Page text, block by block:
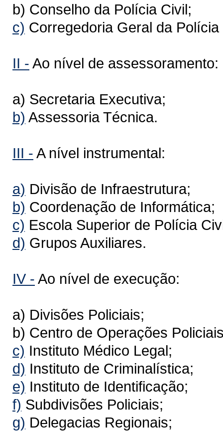
b) Conselho da Polícia Civil;
c) Corregedoria Geral da Polícia
II - Ao nível de assessoramento:
a) Secretaria Executiva;
b) Assessoria Técnica.
III - A nível instrumental:
a) Divisão de Infraestrutura;
b) Coordenação de Informática;
c) Escola Superior de Polícia
d) Grupos Auxiliares.
IV - Ao nível de execução:
a) Divisões Policiais;
b) Centro de Operações
c) Instituto Médico Legal;
d) Instituto de Criminalística;
e) Instituto de Identificação;
f) Subdivisões Policiais;
g) Delegacias Regionais;